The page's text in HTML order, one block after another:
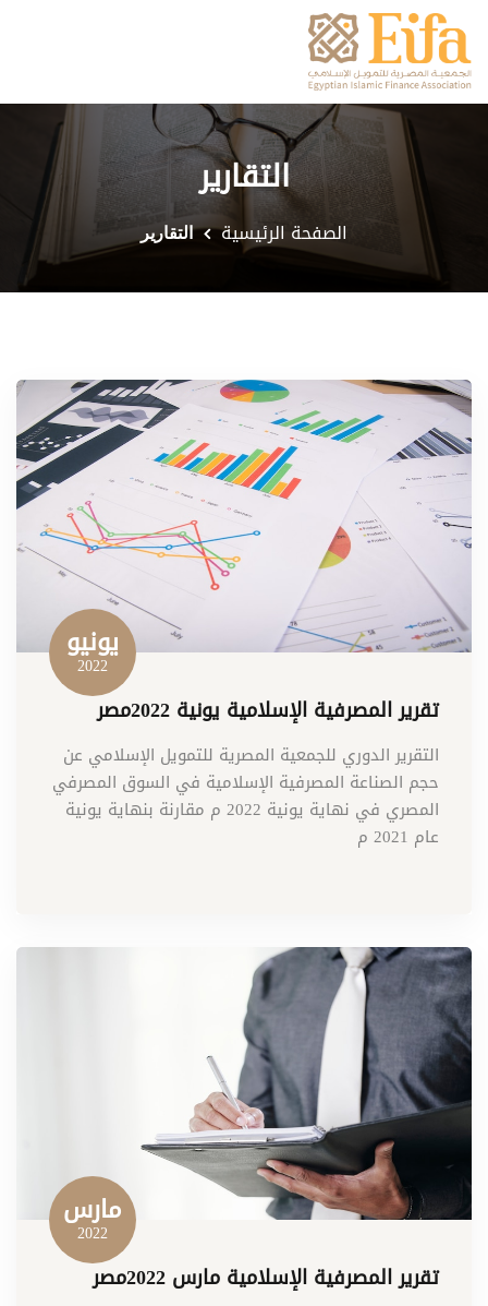
التقارير
الصفحة الرئيسية التقارير
يونيو
2022
تقرير المصرفية الإسلامية يونية 2022مصر
التقرير الدوري للجمعية المصرية للتمويل الإسلامي عن
حجم الصناعة المصرفية الإسلامية في السوق المصرفي
المصري في نهاية يونية 2022 م مقارنة بنهاية يونية
عام 2021 م
مارس
2022
تقرير المصرفية الإسلامية مارس 2022مصر